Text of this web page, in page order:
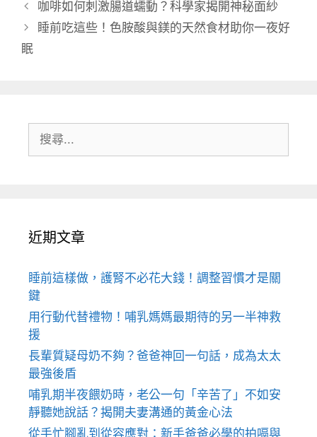
咖啡如何刺激腸道蠕動？科學家揭開神秘面紗
睡前吃這些！色胺酸與鎂的天然食材助你一夜好
眠
尋:
近期文章
睡前這樣做，護腎不必花大錢！調整習慣才是關
鍵
用行動代替禮物！哺乳媽媽最期待的另一半神救
援
長輩質疑母奶不夠？爸爸神回一句話，成為太太
最強後盾
哺乳期半夜餵奶時，老公一句「辛苦了」不如安
靜聽她說話？揭開夫妻溝通的黃金心法
從手忙腳亂到從容應對：新手爸爸必學的拍嗝與